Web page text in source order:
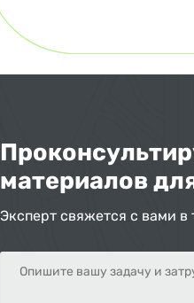
материалов
Эксперт свяжется с вами в